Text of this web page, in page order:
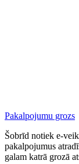
Pakalpojumu grozs
Šobrīd notiek e-
pakalpojumus
galam katrā grozā